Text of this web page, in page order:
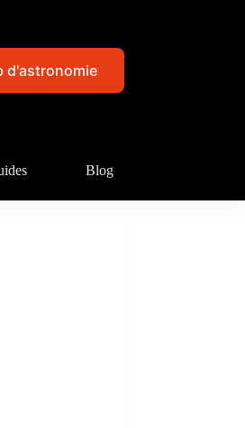
d'astronomie
Blog